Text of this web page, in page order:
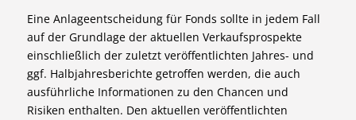
Eine Anlageentscheidung für Fonds sollte in jedem Fall
auf der Grundlage der aktuellen Verkaufsprospekte
einschließlich der zuletzt veröffentlichten Jahres- und
ggf. Halbjahresberichte getroffen werden, die auch
ausführliche Informationen zu den Chancen und
Risiken enthalten. Den aktuellen veröffentlichten